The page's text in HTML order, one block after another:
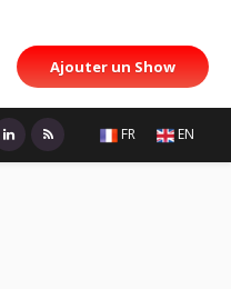
Ajouter un Show
FR EN